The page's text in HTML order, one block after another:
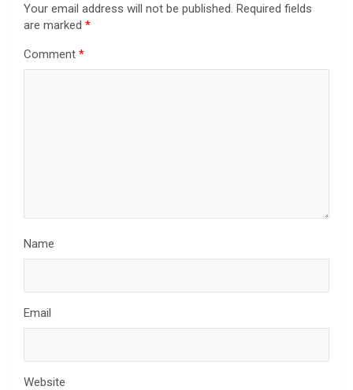
Your email address will not be published. Required fields
are marked *
Comment *
Name
Email
Website